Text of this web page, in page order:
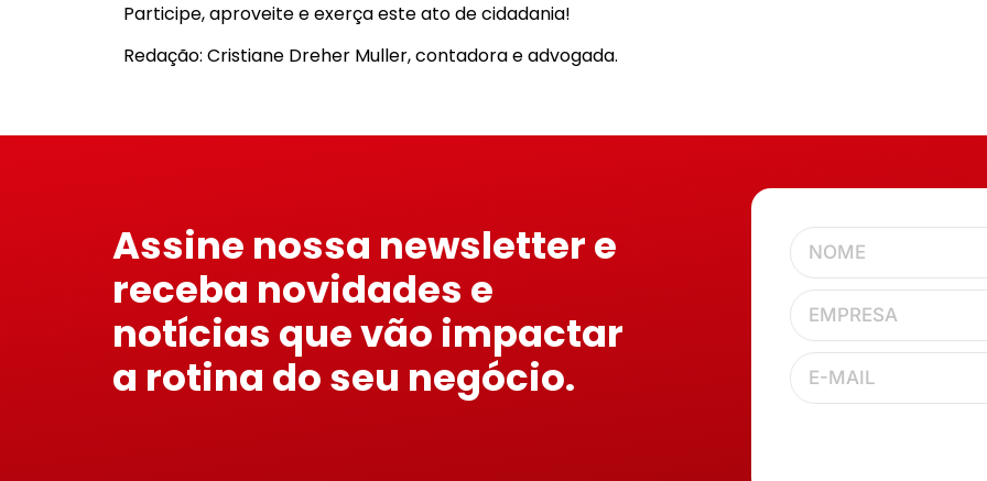
Participe, aproveite e exerça este ato de cidadania!
Redação: Cristiane Dreher Muller, contadora e advogada.
Assine nossa newsletter e
receba novidades e
notícias que vão impactar
a rotina do seu negócio.